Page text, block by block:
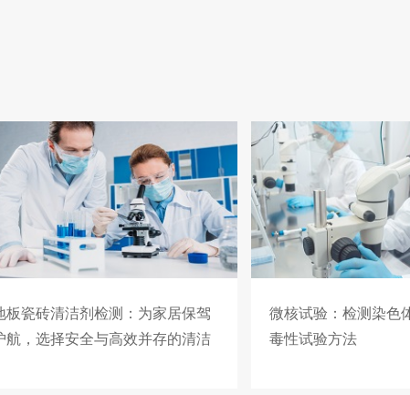
板瓷砖清洁剂检测：为家居保驾
航，选择安全与高效并存的清洁
微核试验：检测染色
毒性试验方法